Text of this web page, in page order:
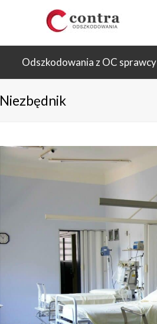
Odszkodowania z OC sprawcy
Niezbędnik